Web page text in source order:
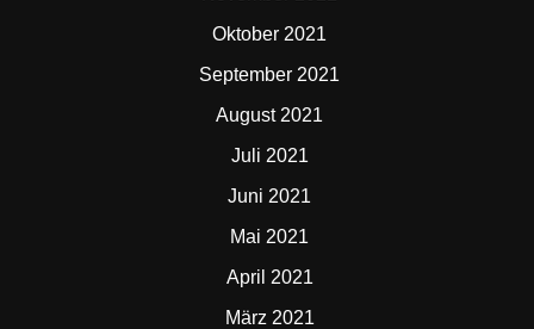
Oktober 2021
September 2021
August 2021
Juli 2021
Juni 2021
Mai 2021
April 2021
März 2021